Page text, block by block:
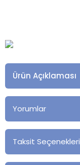
Ürün Açıklaması
Yorumlar
Taksit Seçenekleri